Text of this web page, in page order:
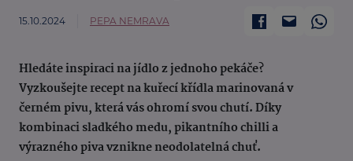
15.10.2024 PEPA NEMRAVA
Hledáte inspiraci na jídlo z jednoho pekáče?
Vyzkoušejte recept na kuřecí křídla marinovaná v
černém pivu, která vás ohromí svou chutí. Díky
kombinaci sladkého medu, pikantního chilli a
výrazného piva vznikne neodolatelná chuť.